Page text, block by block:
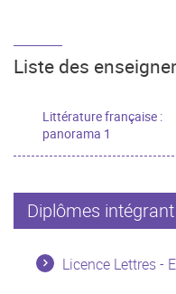
Liste des
Littérature française :
panorama 1
Diplômes
Licence Lettres -